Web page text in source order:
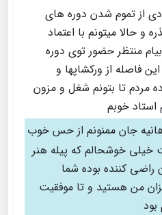
از تموم شدن دوره های
و حالا میتونم با اعتماد
بیام منتظر حضور توی دوره
از ورکشاپها و
مردم تا بتونم شغل و مزون
استاد خوبم
جان ممنونم از حس خوب
خوشحالم که پیله هنر
راضی کننده بوده شما
من هستید و تا موفقیت